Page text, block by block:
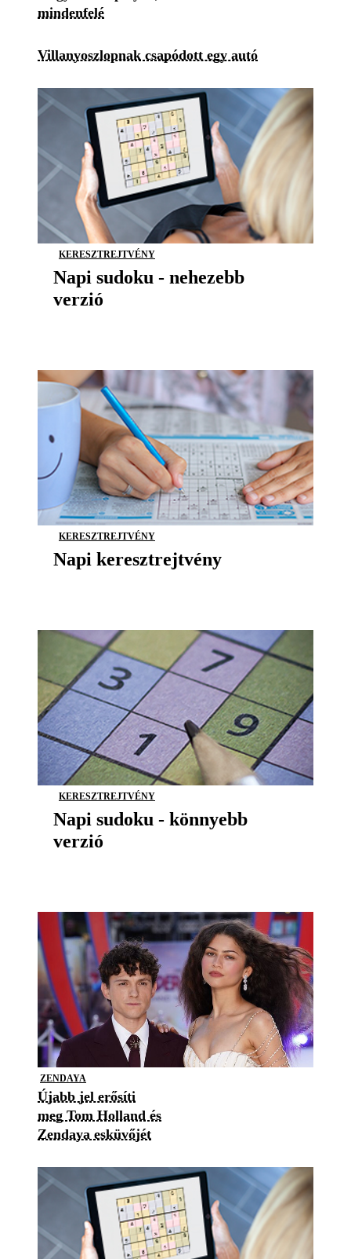
mindenfelé
Villanyoszlopnak csapódott egy autó
KERESZTREJTVÉNY
Napi sudoku - nehezebb
verzió
KERESZTREJTVÉNY
Napi keresztrejtvény
KERESZTREJTVÉNY
Napi sudoku - könnyebb
verzió
ZENDAYA
Újabb jel erősíti
meg Tom Holland és
Zendaya esküvőjét